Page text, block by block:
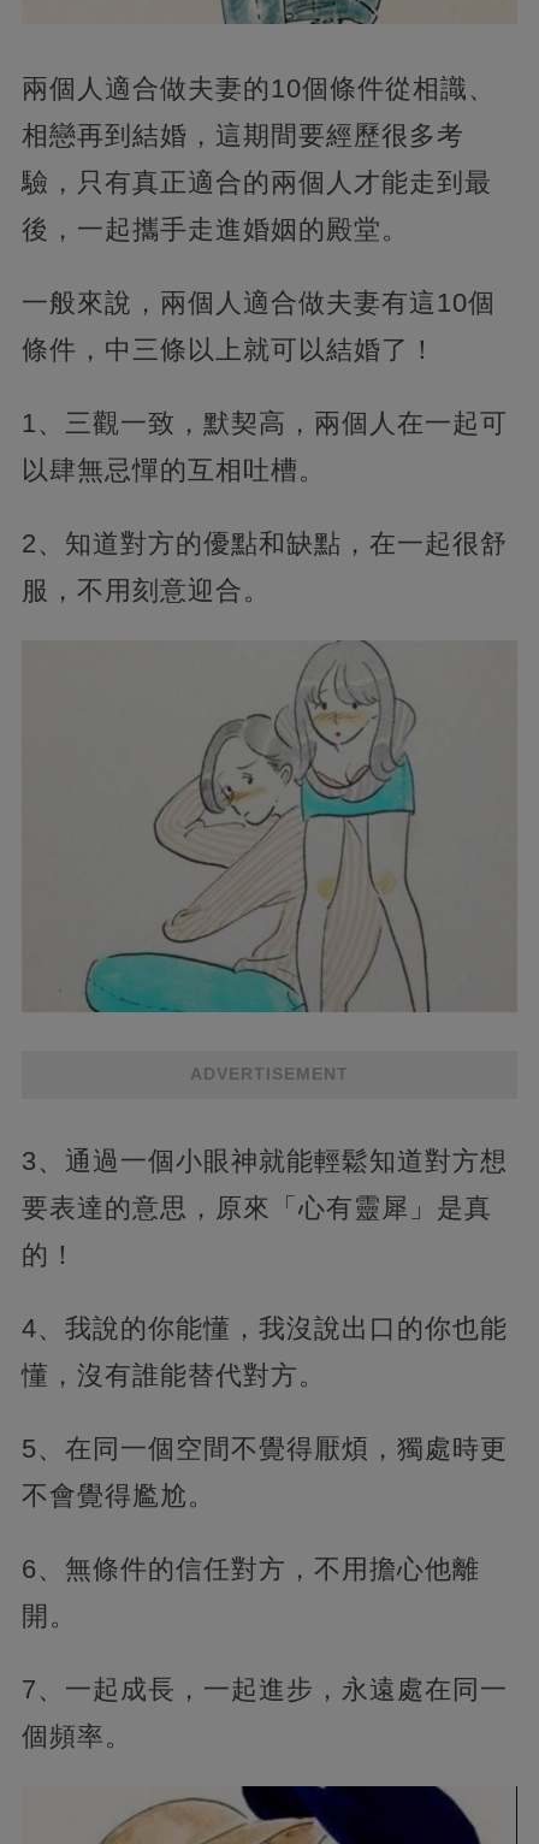
兩個人適合做夫妻的10個條件從相識、
相戀再到結婚，這期間要經歷很多考
驗，只有真正適合的兩個人才能走到最
後，一起攜手走進婚姻的殿堂。
一般來說，兩個人適合做夫妻有這10個
條件，中三條以上就可以結婚了！
1、三觀一致，默契高，兩個人在一起可
以肆無忌憚的互相吐槽。
2、知道對方的優點和缺點，在一起很舒
服，不用刻意迎合。
ADVERTISEMENT
3、通過一個小眼神就能輕鬆知道對方想
要表達的意思，原來「心有靈犀」是真
的！
4、我說的你能懂，我沒說出口的你也能
懂，沒有誰能替代對方。
5、在同一個空間不覺得厭煩，獨處時更
不會覺得尷尬。
6、無條件的信任對方，不用擔心他離
開。
7、一起成長，一起進步，永遠處在同一
個頻率。